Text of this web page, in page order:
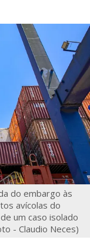
do embargo às
avícolas do
um caso isolado
- Claudio Neces)